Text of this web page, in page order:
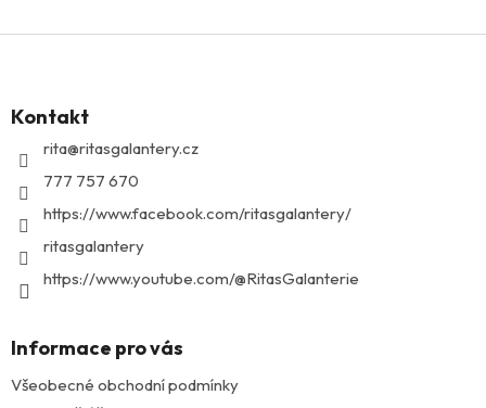
aKontakt
rita@ritasgalantery.cz
777 757 670
https://www.facebook.com/ritasgalantery/
ritasgalantery
https://www.youtube.com/@RitasGalanterie
Informace pro vás
Všeobecné obchodní podmínky